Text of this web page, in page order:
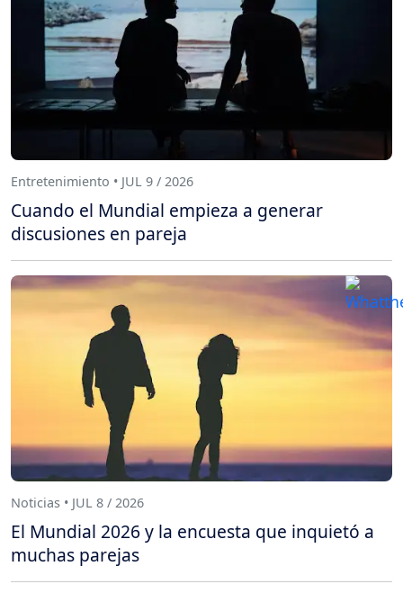
Entretenimiento • JUL 9 / 2026
Cuando el Mundial empieza a generar
discusiones en pareja
Noticias • JUL 8 / 2026
El Mundial 2026 y la encuesta que inquietó a
muchas parejas